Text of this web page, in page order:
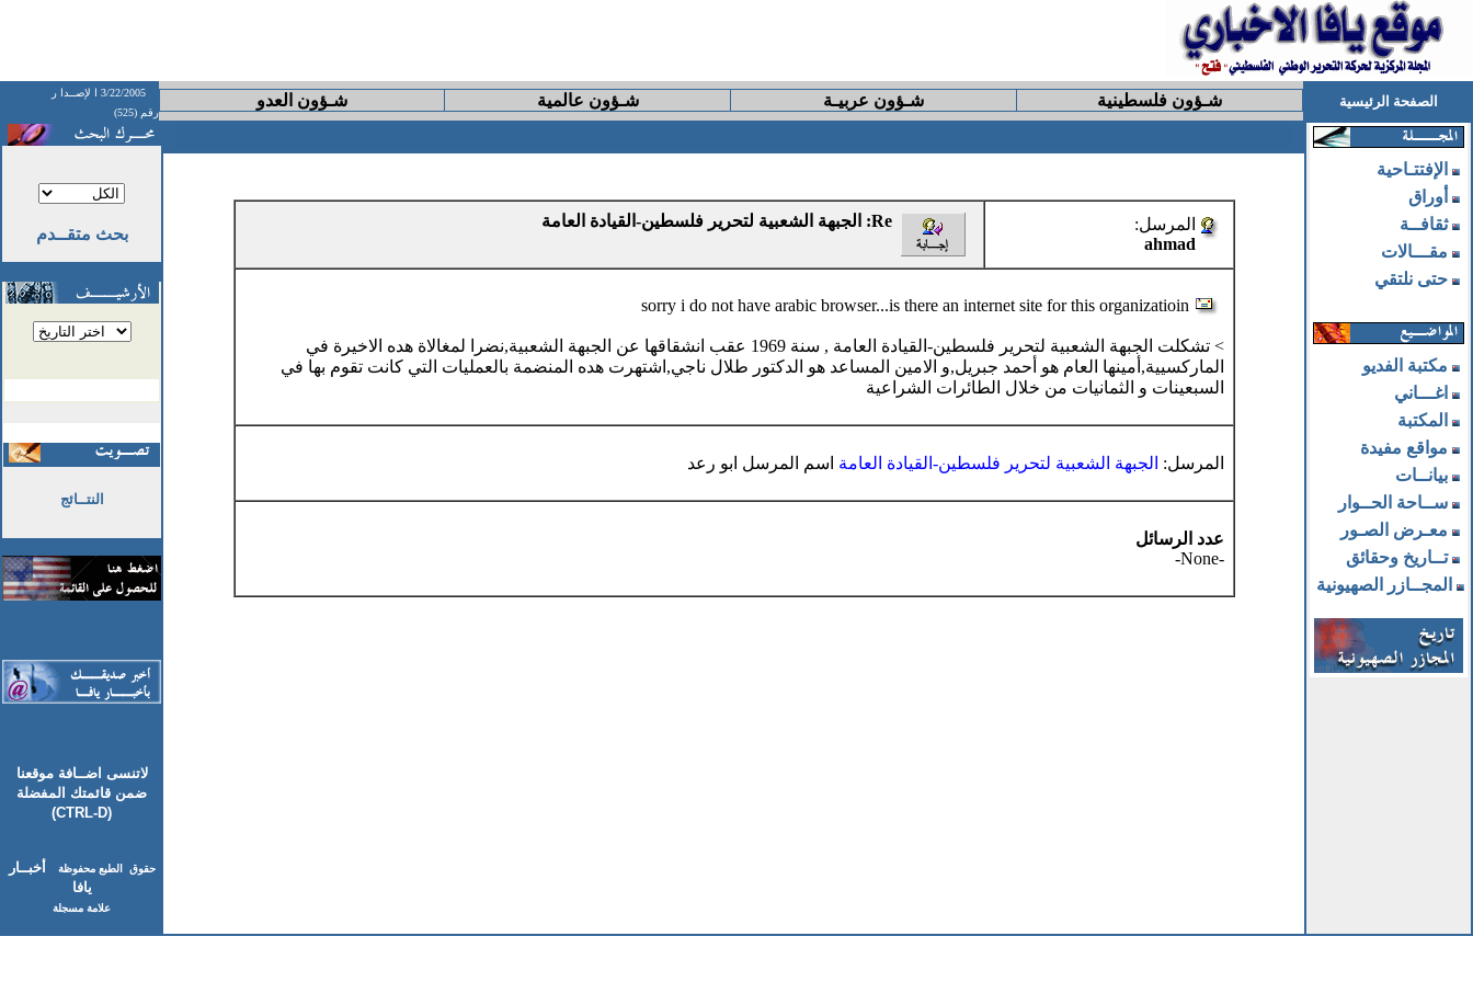
الصفحة الرئيسية شـؤون فلسطينية شـؤون عربيـة شـؤون عالمية شـؤون العدو 3/22/2005 ا لإصــدا ر
رقم (525)
الإفتتـاحية
أوراق
ثقافــة
مقـــالات
حتى نلتقي
مكتبة الفديو
اغـــاني
المكتبة
مواقع مفيدة
بيانــات
ســاحة الحــوار
معـرض الصـور
تــاريخ وحقائق
المجــازر الصهيونية
المرسل:
ahmad
Re: الجبهة الشعبية لتحرير فلسطين-القيادة العامة
sorry i do not have arabic browser...is there an internet site for this organizatioin
> تشكلت الجبهة الشعبية لتحرير فلسطين-القيادة العامة , سنة 1969 عقب انشقاقها عن الجبهة الشعبية,نضرا لمغالاة هده الاخيرة في
الماركسيية,أمينها العام هو أحمد جبريل,و الامين المساعد هو الدكتور طلال ناجي,اشتهرت هده المنضمة بالعمليات التي كانت تقوم بها في
السبعينات و الثمانيات من خلال الطائرات الشراعية
المرسل: الجبهة الشعبية لتحرير فلسطين-القيادة العامة اسم المرسل ابو رعد
عدد الرسائل
-None-
بحث متقــدم
النتــائج
لاتنسى اضــافة موقعنا
ضمن قائمتك المفضلة
(CTRL-D)
حقوق الطبع محفوظة
أخبــار
يافا
علامة مسجلة